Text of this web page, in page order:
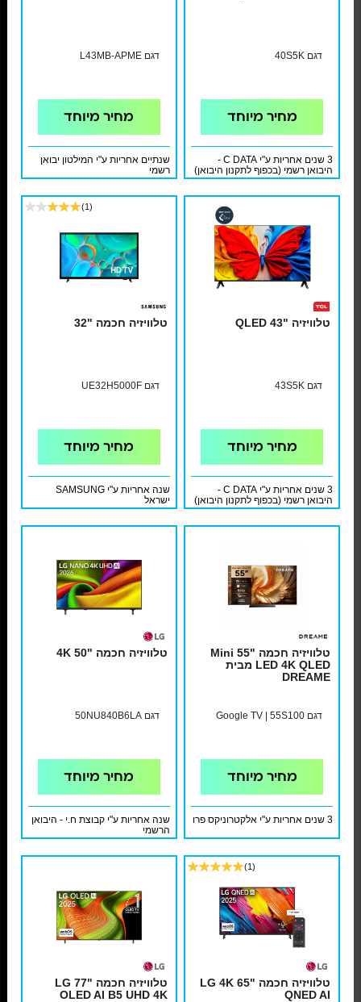
דגם 40S5K
מחיר מיוחד
3 שנים אחריות ע"י C DATA -
היבואן רשמי (בכפוף לתקנון היבואן)
דגם L43MB-APME
מחיר מיוחד
שנתיים אחריות ע"י המילטון יבואן
רשמי
טלוויזיה "43 QLED
דגם 43S5K
מחיר מיוחד
3 שנים אחריות ע"י C DATA -
היבואן רשמי (בכפוף לתקנון היבואן)
(1)
טלוויזיה חכמה "32
דגם UE32H5000F
מחיר מיוחד
שנה אחריות ע"י SAMSUNG
ישראל
טלוויזיה חכמה "55 Mini
LED 4K QLED מבית
DREAME
דגם Google TV | 55S100
מחיר מיוחד
3 שנים אחריות ע"י אלקטרוניקס פרו
טלוויזיה חכמה "4K 50
דגם 50NU840B6LA
מחיר מיוחד
שנה אחריות ע"י קבוצת ח.י - היבואן
הרשמי
(1)
טלוויזיה חכמה "65 LG 4K
QNED AI
טלוויזיה חכמה "77 LG
OLED AI B5 UHD 4K